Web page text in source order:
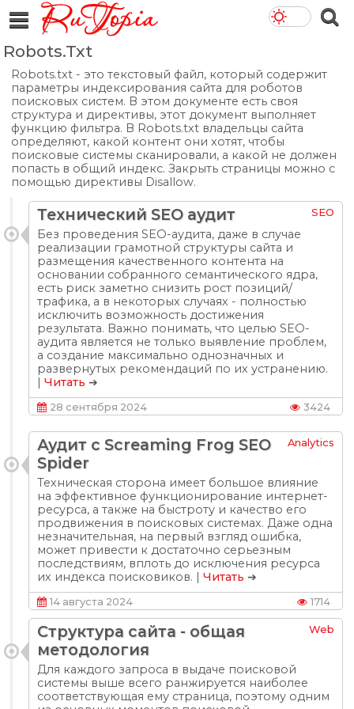
Robots.Txt
Robots.txt - это текстовый файл, который содержит
параметры индексирования сайта для роботов
поисковых систем. В этом документе есть своя
структура и директивы, этот документ выполняет
функцию фильтра. В Robots.txt владельцы сайта
определяют, какой контент они хотят, чтобы
поисковые системы сканировали, а какой не должен
попасть в общий индекс. Закрыть страницы можно с
помощью директивы Disallow.
SEO
Технический SEO аудит
Без проведения SEO-аудита, даже в случае
реализации грамотной структуры сайта и
размещения качественного контента на
основании собранного семантического ядра,
есть риск заметно снизить рост позиций/
трафика, а в некоторых случаях - полностью
исключить возможность достижения
результата. Важно понимать, что целью SEO-
аудита является не только выявление проблем,
а создание максимально однозначных и
развернутых рекомендаций по их устранению.
|Читать ➔
28 сентября 2024 3424
Analytics
Аудит с Screaming Frog SEO
Spider
Техническая сторона имеет большое влияние
на эффективное функционирование интернет-
ресурса, а также на быстроту и качество его
продвижения в поисковых системах. Даже одна
незначительная, на первый взгляд ошибка,
может привести к достаточно серьезным
последствиям, вплоть до исключения ресурса
их индекса поисковиков. |Читать ➔
14 августа 2024 1714
Web
Структура сайта - общая
методология
Для каждого запроса в выдаче поисковой
системы выше всего ранжируется наиболее
соответствующая ему страница, поэтому одним